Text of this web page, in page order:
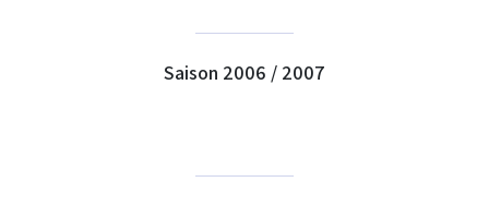
Saison 2006 / 2007